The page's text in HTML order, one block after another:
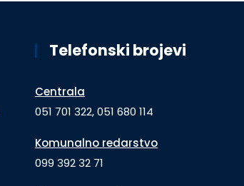
Telefonski brojevi
Centrala
051 701 322, 051 680 114
Komunalno redarstvo
099 392 32 71